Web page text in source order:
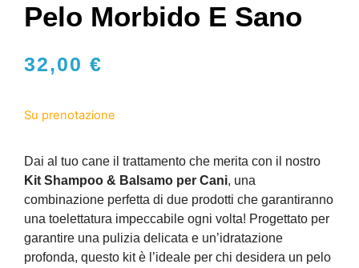
Pelo Morbido E Sano
32,00 €
Su prenotazione
Dai al tuo cane il trattamento che merita con il nostro
Kit Shampoo & Balsamo per Cani, una
combinazione perfetta di due prodotti che garantiranno
una toelettatura impeccabile ogni volta! Progettato per
garantire una pulizia delicata e un’idratazione
profonda, questo kit è l’ideale per chi desidera un pelo